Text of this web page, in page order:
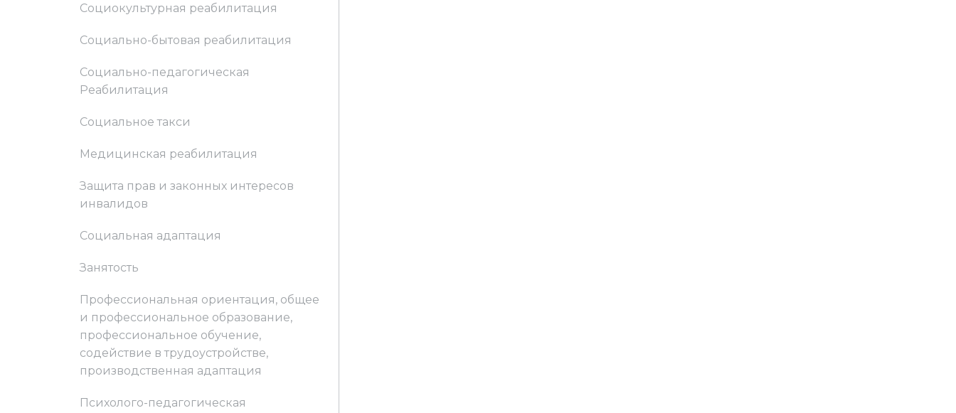
Социокультурная реабилитация
Социально-бытовая реабилитация
Социально-педагогическая
Реабилитация
Социальное такси
Медицинская реабилитация
Защита прав и законных интересов
инвалидов
Социальная адаптация
Занятость
Профессиональная ориентация, общее
и профессиональное образование,
профессиональное обучение,
содействие в трудоустройстве,
производственная адаптация
Психолого-педагогическая